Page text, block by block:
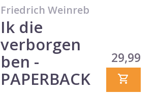
Friedrich Weinreb
Ik die
verborgen
ben -
PAPERBACK
Prijs
29,99